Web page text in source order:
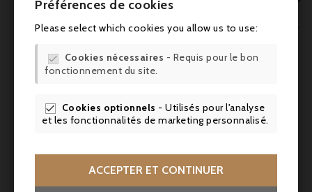
La Croix Ducru-Beaucaillou 2020, Grande Réserve
Saint-Julien - Parker 91
Préférences de cookies
Please select which cookies you allow us to use:
 Cookies nécessaires - Requis pour le bon
fonctionnement du site.
 Cookies optionnels - Utilisés pour l'analyse
et les fonctionnalités de marketing personnalisé.
ACCEPTER ET CONTINUER